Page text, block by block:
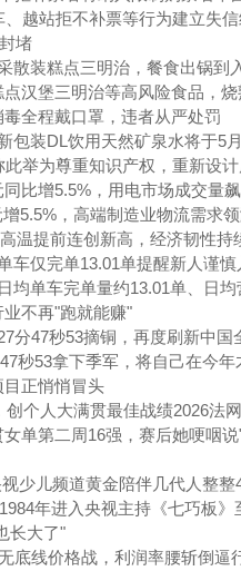
越站拒不补票等行为建立失
堵
散装糕点三明治，餐食出锅到
汉堡三明治等高风险食品，
全程戴口罩，违者从严处罚
包装DL饮用天然矿泉水‌将于5
举为尊重知识产权，重新设
比增5.5%，用电市场成交量
5.5%，高端制造业物流需求
温提前连创新高，经济韧性持
车仅完单13.01单提醒新人谨
均单车完单量约13.01单、日
不再"跑就能赚"
分47秒53摘铜，再度刷新中
秒53拿下季军，将自己在今
正悄悄冒头
个人大满贯最佳战绩2026法
单第二周16强，赛后她哽咽
少儿频道黄金陪伴几代人整
年进入央视主持《七巧板
长大了"
底线价格战，利润率腰斩倒